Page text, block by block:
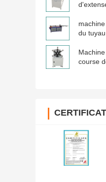
du
course
CERTIFICAT